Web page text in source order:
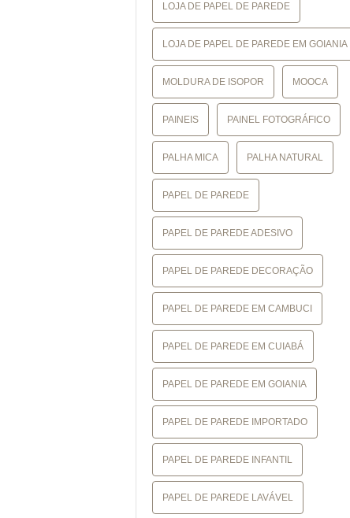
LOJA DE PAPEL DE PAREDE
LOJA DE PAPEL DE PAREDE EM GOIANIA
MOLDURA DE ISOPOR MOOCA
PAINEIS PAINEL FOTOGRÁFICO
PALHA MICA PALHA NATURAL
PAPEL DE PAREDE
PAPEL DE PAREDE ADESIVO
PAPEL DE PAREDE DECORAÇÃO
PAPEL DE PAREDE EM CAMBUCI
PAPEL DE PAREDE EM CUIABÁ
PAPEL DE PAREDE EM GOIANIA
PAPEL DE PAREDE IMPORTADO
PAPEL DE PAREDE INFANTIL
PAPEL DE PAREDE LAVÁVEL